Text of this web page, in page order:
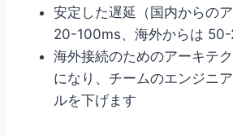
安定した遅延（国内からの
20-100ms、海外からは 50-
海外接続のためのアーキテ
になり、チームのエンジニ
ルを下げます